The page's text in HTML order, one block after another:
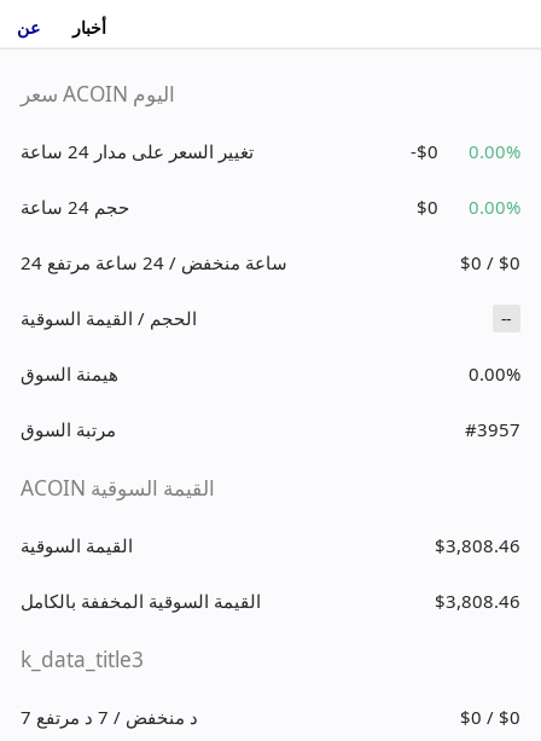
عن أخبار
سعر ACOIN اليوم
تغيير السعر على مدار 24 ساعة -$0 0.00%
حجم 24 ساعة $0 0.00%
24 ساعة منخفض / 24 ساعة مرتفع $0 / $0
الحجم / القيمة السوقية --
هيمنة السوق 0.00%
مرتبة السوق #3957
ACOIN القيمة السوقية
القيمة السوقية $3,808.46
القيمة السوقية المخففة بالكامل $3,808.46
k_data_title3
7 د منخفض / 7 د مرتفع $0 / $0